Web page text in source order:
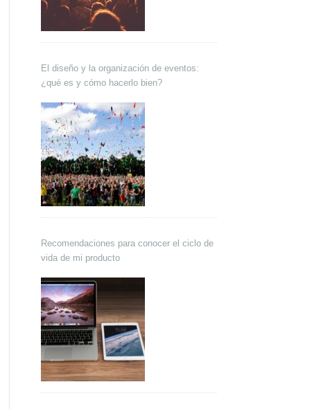
El diseño y la organización de eventos:
¿qué es y cómo hacerlo bien?
Recomendaciones para conocer el ciclo de
vida de mi producto